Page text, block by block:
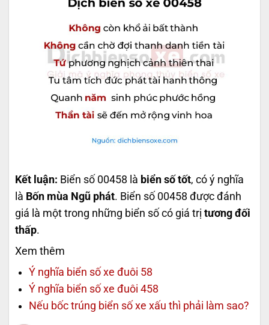
Kết luận: Biển số 00458 là biển số tốt, có ý nghĩa
là Bốn mùa Ngũ phát. Biển số 00458 được đánh
giá là một trong những biển số có giá trị tương đối
thấp.
Xem thêm
Ý nghĩa biển số xe đuôi 58
Ý nghĩa biển số xe đuôi 458
Nếu bốc trúng biển số xe xấu thì phải làm sao?